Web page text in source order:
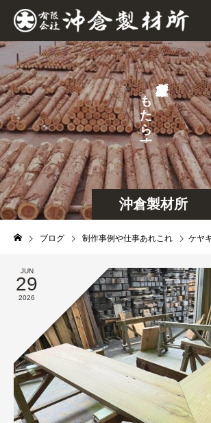
沖倉製材所
が
も
た
ら
す
ブログ 制作事例や仕事あれこれ ケヤ
JUN
29
2026